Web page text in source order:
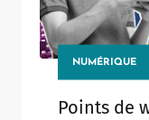
NUMÉRIQUE
Points de